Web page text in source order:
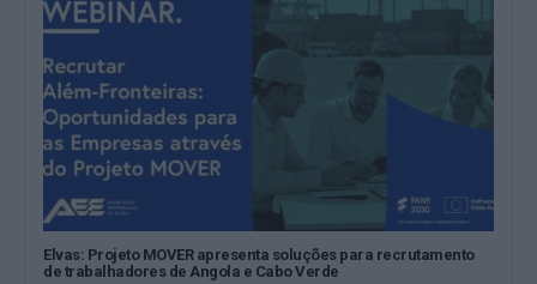
Elvas: Projeto MOVER apresenta soluções para recrutamento
de trabalhadores de Angola e Cabo Verde